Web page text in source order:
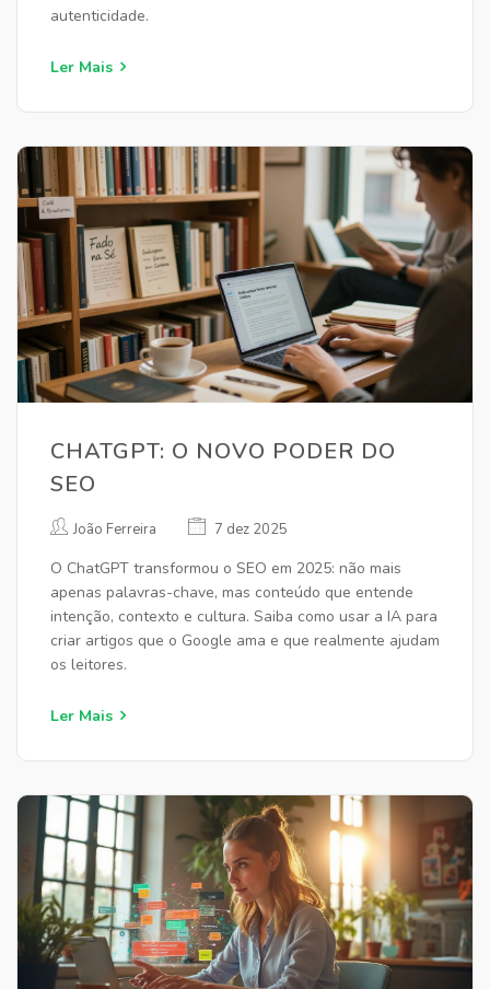
autenticidade.
Ler Mais
CHATGPT: O NOVO PODER DO
SEO
João Ferreira 7 dez 2025
O ChatGPT transformou o SEO em 2025: não mais
apenas palavras-chave, mas conteúdo que entende
intenção, contexto e cultura. Saiba como usar a IA para
criar artigos que o Google ama e que realmente ajudam
os leitores.
Ler Mais